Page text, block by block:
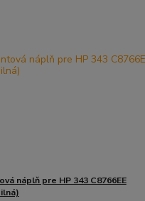
náplň pre HP 343 C8766EE